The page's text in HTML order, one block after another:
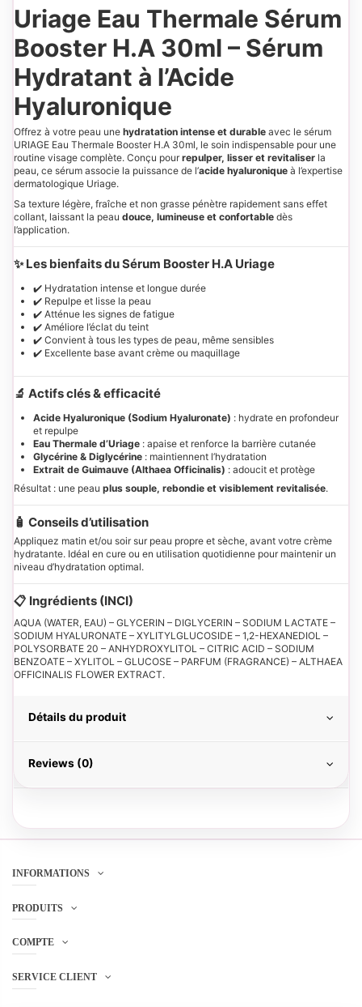
Uriage Eau Thermale Sérum
Booster H.A 30ml – Sérum
Hydratant à l’Acide
Hyaluronique
Offrez à votre peau une hydratation intense et durable avec le sérum
URIAGE Eau Thermale Booster H.A 30ml, le soin indispensable pour une
routine visage complète. Conçu pourrepulper, lisser et revitaliser la
peau, ce sérum associe la puissance de l’acide hyaluronique à l’expertise
dermatologique Uriage.
Sa texture légère, fraîche et non grasse pénètre rapidement sans effet
collant, laissant la peau douce, lumineuse et confortable dès
l’application.
✨ Les bienfaits du Sérum Booster H.A Uriage
✔️ Hydratation intense et longue durée
✔️ Repulpe et lisse la peau
✔️ Atténue les signes de fatigue
✔️ Améliore l’éclat du teint
✔️ Convient à tous les types de peau, même sensibles
✔️ Excellente base avant crème ou maquillage
🔬 Actifs clés & efficacité
Acide Hyaluronique (Sodium Hyaluronate) : hydrate en profondeur
et repulpe
Eau Thermale d’Uriage : apaise et renforce la barrière cutanée
Glycérine & Diglycérine : maintiennent l’hydratation
Extrait de Guimauve (Althaea Officinalis) : adoucit et protège
Résultat : une peau plus souple, rebondie et visiblement revitalisée.
🧴 Conseils d’utilisation
Appliquez matin et/ou soir sur peau propre et sèche, avant votre crème
hydratante. Idéal en cure ou en utilisation quotidienne pour maintenir un
niveau d’hydratation optimal.
📋 Ingrédients (INCI)
AQUA (WATER, EAU) – GLYCERIN – DIGLYCERIN – SODIUM LACTATE –
SODIUM HYALURONATE – XYLITYLGLUCOSIDE – 1,2-HEXANEDIOL –
POLYSORBATE 20 – ANHYDROXYLITOL – CITRIC ACID – SODIUM
BENZOATE – XYLITOL – GLUCOSE – PARFUM (FRAGRANCE) – ALTHAEA
OFFICINALIS FLOWER EXTRACT.
Détails du produit
Reviews (0)
INFORMATIONS
PRODUITS
COMPTE
SERVICE CLIENT